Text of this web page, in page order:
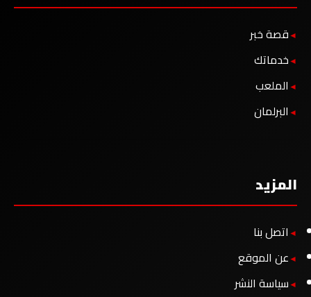
قصة خبر
خدماتك
الملعب
البرلمان
المزيد
اتصل بنا
عن الموقع
سياسة النشر